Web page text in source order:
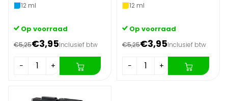
12 ml
Op voorraad
€5,25€3,95Inclusief btw
− +
12 ml
Op voorraad
€5,25€3,95Inclusief btw
− +